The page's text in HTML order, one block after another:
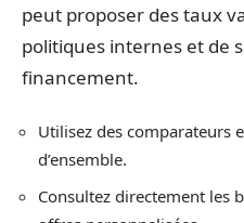
peut proposer des taux
politiques internes et de
financement.
Utilisez des comparateurs
d’ensemble.
Consultez directement les